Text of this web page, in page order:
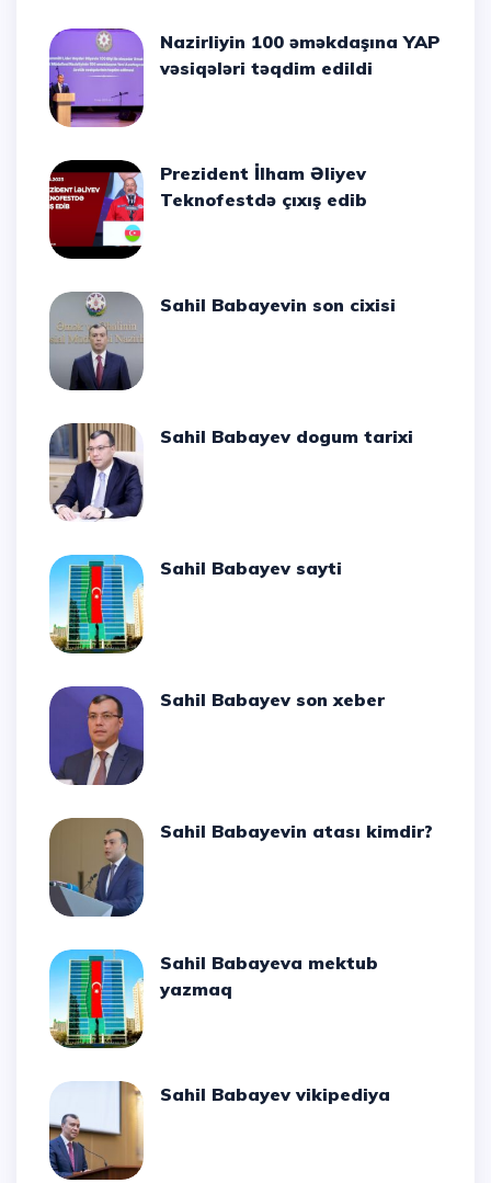
Nazirliyin 100 əməkdaşına YAP
vəsiqələri təqdim edildi
Prezident İlham Əliyev
Teknofestdə çıxış edib
Sahil Babayevin son cixisi
Sahil Babayev dogum tarixi
Sahil Babayev sayti
Sahil Babayev son xeber
Sahil Babayevin atası kimdir?
Sahil Babayeva mektub
yazmaq
Sahil Babayev vikipediya